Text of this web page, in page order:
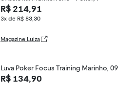
R$ 214,91
3x de R$ 83,30
Magazine Luiza
Luva Poker Focus Training Marinho, 09
R$ 134,90